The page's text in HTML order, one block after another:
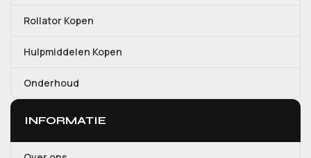
Rollator Kopen
Hulpmiddelen Kopen
Onderhoud
INFORMATIE